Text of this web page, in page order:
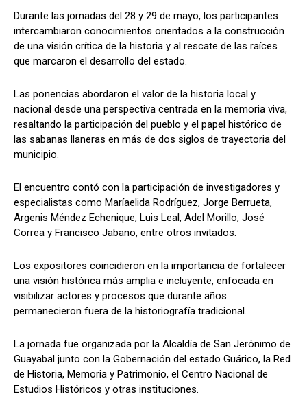
Durante las jornadas del 28 y 29 de mayo, los participantes
intercambiaron conocimientos orientados a la construcción
de una visión crítica de la historia y al rescate de las raíces
que marcaron el desarrollo del estado.
Las ponencias abordaron el valor de la historia local y
nacional desde una perspectiva centrada en la memoria viva,
resaltando la participación del pueblo y el papel histórico de
las sabanas llaneras en más de dos siglos de trayectoria del
municipio.
El encuentro contó con la participación de investigadores y
especialistas como Maríaelida Rodríguez, Jorge Berrueta,
Argenis Méndez Echenique, Luis Leal, Adel Morillo, José
Correa y Francisco Jabano, entre otros invitados.
Los expositores coincidieron en la importancia de fortalecer
una visión histórica más amplia e incluyente, enfocada en
visibilizar actores y procesos que durante años
permanecieron fuera de la historiografía tradicional.
La jornada fue organizada por la Alcaldía de San Jerónimo de
Guayabal junto con la Gobernación del estado Guárico, la Red
de Historia, Memoria y Patrimonio, el Centro Nacional de
Estudios Históricos y otras instituciones.